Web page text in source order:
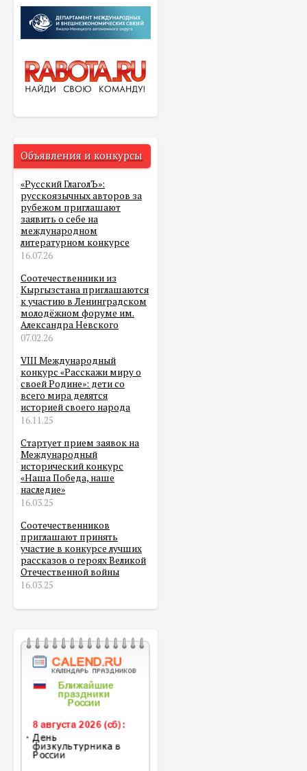
Объявления и конкурсы
«Русский ГлаголЪ»:
русскоязычных авторов за
рубежом приглашают
заявить о себе на
международном
литературном конкурсе
16.07.26
Соотечественники из
Кыргызстана приглашаются
к участию в Ленинградском
молодёжном форуме им.
Александра Невского
07.02.26
VIII Международный
конкурс «Расскажи миру о
своей Родине»: дети со
всего мира делятся
историей своего народа
16.11.25
Стартует прием заявок на
Международный
исторический конкурс
«Наша Победа, наше
наследие»
16.03.25
Соотечественников
приглашают принять
участие в конкурсе лучших
рассказов о героях Великой
Отечественной войны
16.03.25